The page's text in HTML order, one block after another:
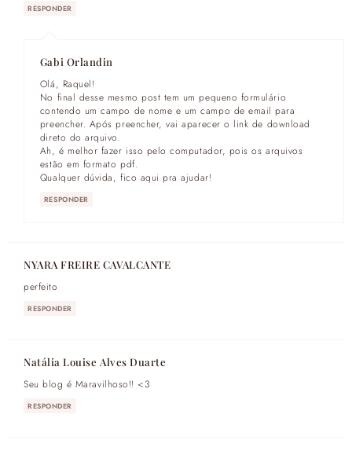
RESPONDER
Gabi Orlandin
Olá, Raquel!
No final desse mesmo post tem um pequeno formulário
contendo um campo de nome e um campo de email para
preencher. Após preencher, vai aparecer o link de download
direto do arquivo.
Ah, é melhor fazer isso pelo computador, pois os arquivos
estão em formato pdf.
Qualquer dúvida, fico aqui pra ajudar!
RESPONDER
NYARA FREIRE CAVALCANTE
perfeito
RESPONDER
Natália Louise Alves Duarte
Seu blog é Maravilhoso!! <3
RESPONDER